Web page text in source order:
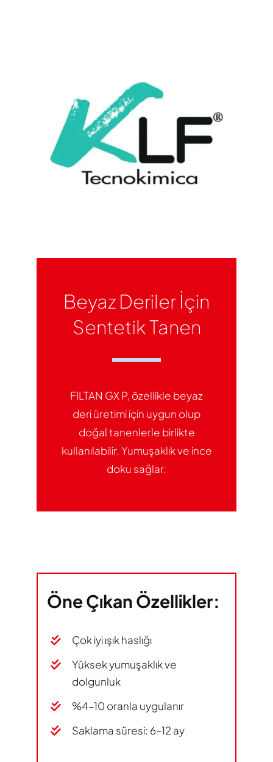
Beyaz Deriler İçin
Sentetik Tanen
FILTAN GX P, özellikle beyaz
deri üretimi için uygun olup
doğal tanenlerle birlikte
kullanılabilir. Yumuşaklık ve ince
doku sağlar.
Öne Çıkan Özellikler:
Çok iyi ışık haslığı
Yüksek yumuşaklık ve
dolgunluk
%4–10 oranla uygulanır
Saklama süresi: 6–12 ay